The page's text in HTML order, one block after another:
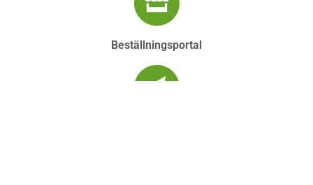
Beställningsportal